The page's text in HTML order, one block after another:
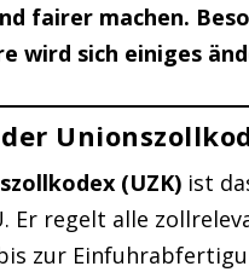
fairer machen.
wird sich einiges
(UZK) ist
Er regelt alle
zur